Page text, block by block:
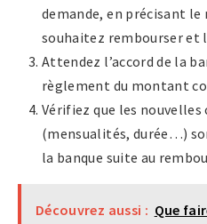
demande, en précisant le
souhaitez rembourser et
Attendez l’accord de la
règlement du montant
Vérifiez que les
(mensualités, durée…)
la banque suite au
Découvrez aussi : Que